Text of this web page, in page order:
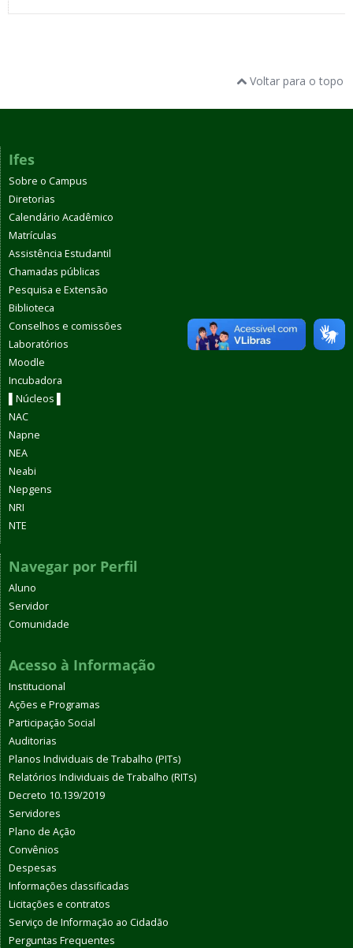
Voltar para o topo
Ifes
Sobre o Campus
Diretorias
Calendário Acadêmico
Matrículas
Assistência Estudantil
Chamadas públicas
Pesquisa e Extensão
Biblioteca
Conselhos e comissões
Laboratórios
Moodle
Incubadora
▌Núcleos ▌
NAC
Napne
NEA
Neabi
Nepgens
NRI
NTE
Navegar por Perfil
Aluno
Servidor
Comunidade
Acesso à Informação
Institucional
Ações e Programas
Participação Social
Auditorias
Planos Individuais de Trabalho (PITs)
Relatórios Individuais de Trabalho (RITs)
Decreto 10.139/2019
Servidores
Plano de Ação
Convênios
Despesas
Informações classificadas
Licitações e contratos
Serviço de Informação ao Cidadão
Perguntas Frequentes